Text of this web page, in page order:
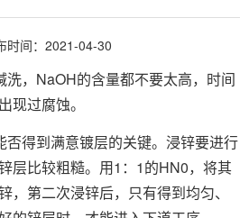
时间：2021-04-30
洗，NaOH的含量都不要太高，时间
现过腐蚀。
否得到满意镀层的关键。浸锌要进行
层比较粗糙。用1：1的HN0，将其
，第二次浸锌后，只有得到均匀、